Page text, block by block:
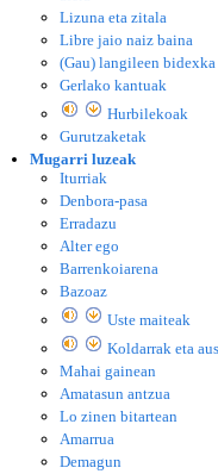
Lizuna eta zitala
Libre jaio naiz baina
(Gau) langileen bidexka
Gerlako kantuak
Hurbilekoak
Gurutzaketak
Mugarri luzeak
Iturriak
Denbora-pasa
Erradazu
Alter ego
Barrenkoiarena
Bazoaz
Uste maiteak
Koldarrak eta
Mahai gainean
Amatasun antzua
Lo zinen bitartean
Amarrua
Demagun